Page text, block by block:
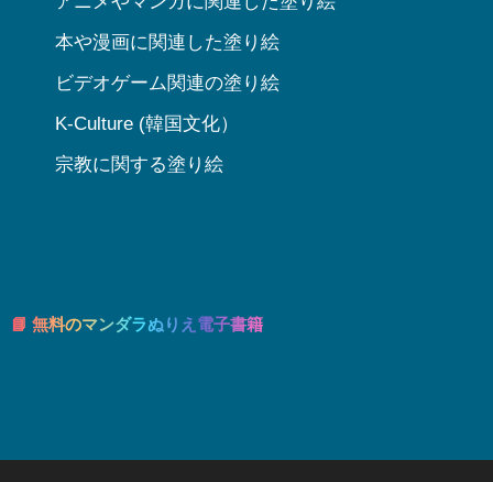
本や漫画に関連した塗り絵
ビデオゲーム関連の塗り絵
K-Culture (韓国文化）
宗教に関する塗り絵
📘 無料のマンダラぬりえ電子書籍